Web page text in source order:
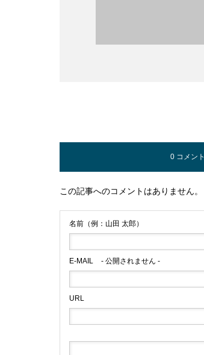
0 コメント
この記事へのコメントはありません。
名前（例：山田 太郎）
E-MAIL - 公開されません -
URL